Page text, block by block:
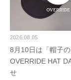
2026.08.05
8月10日は「帽子の
OVERRIDE HAT
せ